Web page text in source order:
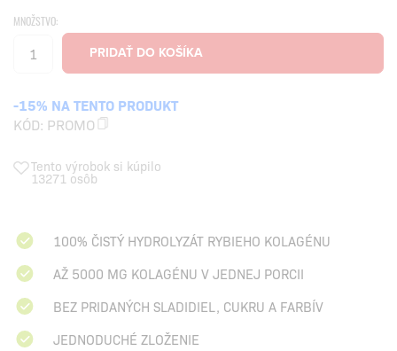
MNOŽSTVO:
-15% NA TENTO PRODUKT
KÓD: PROMO
Tento výrobok si kúpilo
13271 osôb
100% ČISTÝ HYDROLYZÁT RYBIEHO KOLAGÉNU
AŽ 5000 MG KOLAGÉNU V JEDNEJ PORCII
BEZ PRIDANÝCH SLADIDIEL, CUKRU A FARBÍV
JEDNODUCHÉ ZLOŽENIE